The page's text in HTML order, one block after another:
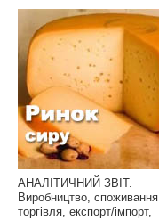
АНАЛІТИЧНИЙ ЗВІТ.
Виробництво, споживання,
торгівля, експорт/імпорт,